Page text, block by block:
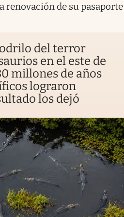
renovación de su pasaporte
del terror
en el este de
millones de años
lograron
los dejó